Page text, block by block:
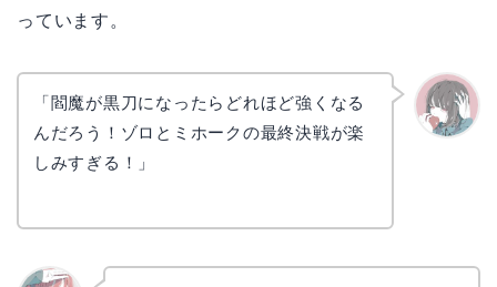
っています。
「閻魔が黒刀になったらどれほど強くなる
んだろう！ゾロとミホークの最終決戦が楽
しみすぎる！」